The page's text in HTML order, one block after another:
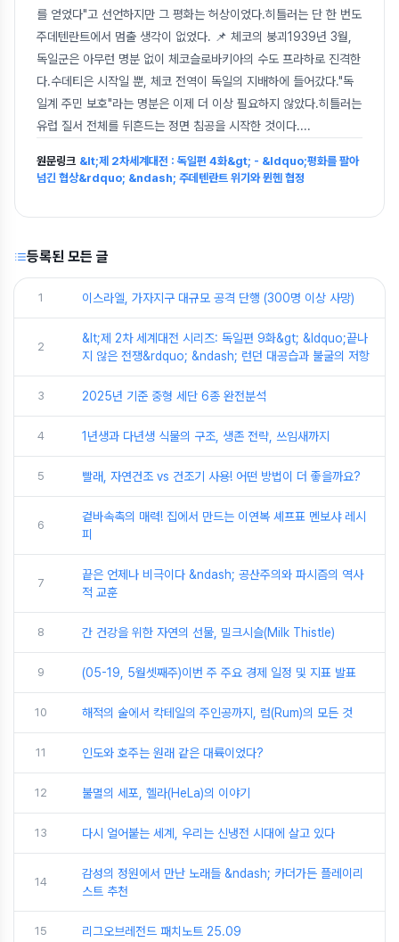
를 얻었다"고 선언하지만 그 평화는 허상이었다.히틀러는 단 한 번도
주데텐란트에서 멈출 생각이 없었다. 📌 체코의 붕괴1939년 3월,
독일군은 아무런 명분 없이 체코슬로바키아의 수도 프라하로 진격한
다.수데티은 시작일 뿐, 체코 전역이 독일의 지배하에 들어갔다."독
일계 주민 보호"라는 명분은 이제 더 이상 필요하지 않았다.히틀러는
유럽 질서 전체를 뒤흔드는 정면 침공을 시작한 것이다....
원문링크 &lt;제 2차세계대전 : 독일편 4화&gt; - &ldquo;평화를 팔아
넘긴 협상&rdquo; &ndash; 주데텐란트 위기와 뮌헨 협정
등록된 모든 글
1 이스라엘, 가자지구 대규모 공격 단행 (300명 이상 사망)
2
&lt;제 2차 세계대전 시리즈: 독일편 9화&gt; &ldquo;끝나
지 않은 전쟁&rdquo; &ndash; 런던 대공습과 불굴의 저항
3 2025년 기준 중형 세단 6종 완전분석
4 1년생과 다년생 식물의 구조, 생존 전략, 쓰임새까지
5 빨래, 자연건조 vs 건조기 사용! 어떤 방법이 더 좋을까요?
6
겉바속촉의 매력! 집에서 만드는 이연복 셰프표 멘보샤 레시
피
7
끝은 언제나 비극이다 &ndash; 공산주의와 파시즘의 역사
적 교훈
8 간 건강을 위한 자연의 선물, 밀크시슬(Milk Thistle)
9 (05-19, 5월셋째주)이번 주 주요 경제 일정 및 지표 발표
10 해적의 술에서 칵테일의 주인공까지, 럼(Rum)의 모든 것
11 인도와 호주는 원래 같은 대륙이었다?
12 불멸의 세포, 헬라(HeLa)의 이야기
13 다시 얼어붙는 세계, 우리는 신냉전 시대에 살고 있다
14
감성의 정원에서 만난 노래들 &ndash; 카더가든 플레이리
스트 추천
15 리그오브레전드 패치노트 25.09